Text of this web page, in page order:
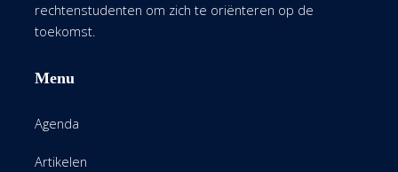
rechtenstudenten om zich te oriënteren op de
toekomst.
Menu
Agenda
Artikelen